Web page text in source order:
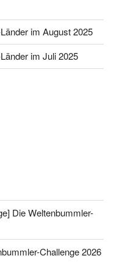
im August 2025
im Juli 2025
Die Weltenbummler-
Challenge 2026